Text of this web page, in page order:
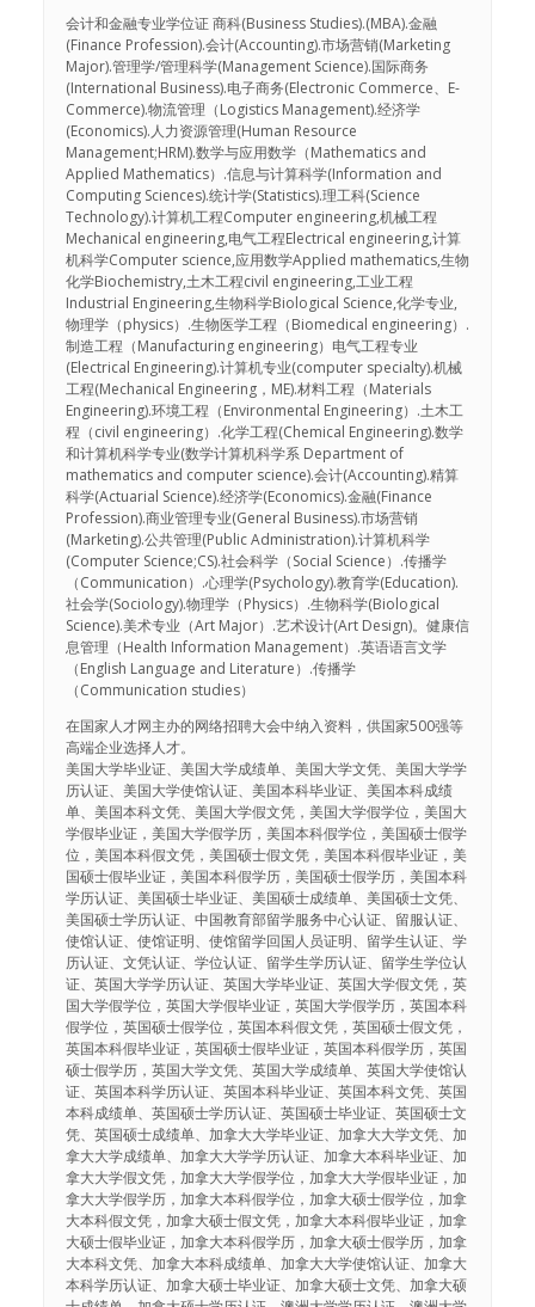
会计和金融专业学位证 商科(Business Studies).(MBA).金融
(Finance Profession).会计(Accounting).市场营销(Marketing
Major).管理学/管理科学(Management Science).国际商务
(International Business).电子商务(Electronic Commerce、E-
Commerce).物流管理（Logistics Management).经济学
(Economics).人力资源管理(Human Resource
Management;HRM).数学与应用数学（Mathematics and
Applied Mathematics）.信息与计算科学(Information and
Computing Sciences).统计学(Statistics).理工科(Science
Technology).计算机工程Computer engineering,机械工程
Mechanical engineering,电气工程Electrical engineering,计算
机科学Computer science,应用数学Applied mathematics,生物
化学Biochemistry,土木工程civil engineering,工业工程
Industrial Engineering,生物科学Biological Science,化学专业,
物理学（physics）.生物医学工程（Biomedical engineering）.
制造工程（Manufacturing engineering）电气工程专业
(Electrical Engineering).计算机专业(computer specialty).机械
工程(Mechanical Engineering，ME).材料工程（Materials
Engineering).环境工程（Environmental Engineering）.土木工
程（civil engineering）.化学工程(Chemical Engineering).数学
和计算机科学专业(数学计算机科学系 Department of
mathematics and computer science).会计(Accounting).精算
科学(Actuarial Science).经济学(Economics).金融(Finance
Profession).商业管理专业(General Business).市场营销
(Marketing).公共管理(Public Administration).计算机科学
(Computer Science;CS).社会科学（Social Science）.传播学
（Communication）.心理学(Psychology).教育学(Education).
社会学(Sociology).物理学（Physics）.生物科学(Biological
Science).美术专业（Art Major）.艺术设计(Art Design)。健康信
息管理（Health Information Management）.英语语言文学
（English Language and Literature）.传播学
（Communication studies）
在国家人才网主办的网络招聘大会中纳入资料，供国家500强等
高端企业选择人才。
美国大学毕业证、美国大学成绩单、美国大学文凭、美国大学学
历认证、美国大学使馆认证、美国本科毕业证、美国本科成绩
单、美国本科文凭、美国大学假文凭，美国大学假学位，美国大
学假毕业证，美国大学假学历，美国本科假学位，美国硕士假学
位，美国本科假文凭，美国硕士假文凭，美国本科假毕业证，美
国硕士假毕业证，美国本科假学历，美国硕士假学历，美国本科
学历认证、美国硕士毕业证、美国硕士成绩单、美国硕士文凭、
美国硕士学历认证、中国教育部留学服务中心认证、留服认证、
使馆认证、使馆证明、使馆留学回国人员证明、留学生认证、学
历认证、文凭认证、学位认证、留学生学历认证、留学生学位认
证、英国大学学历认证、英国大学毕业证、英国大学假文凭，英
国大学假学位，英国大学假毕业证，英国大学假学历，英国本科
假学位，英国硕士假学位，英国本科假文凭，英国硕士假文凭，
英国本科假毕业证，英国硕士假毕业证，英国本科假学历，英国
硕士假学历，英国大学文凭、英国大学成绩单、英国大学使馆认
证、英国本科学历认证、英国本科毕业证、英国本科文凭、英国
本科成绩单、英国硕士学历认证、英国硕士毕业证、英国硕士文
凭、英国硕士成绩单、加拿大大学毕业证、加拿大大学文凭、加
拿大大学成绩单、加拿大大学学历认证、加拿大本科毕业证、加
拿大大学假文凭，加拿大大学假学位，加拿大大学假毕业证，加
拿大大学假学历，加拿大本科假学位，加拿大硕士假学位，加拿
大本科假文凭，加拿大硕士假文凭，加拿大本科假毕业证，加拿
大硕士假毕业证，加拿大本科假学历，加拿大硕士假学历，加拿
大本科文凭、加拿大本科成绩单、加拿大大学使馆认证、加拿大
本科学历认证、加拿大硕士毕业证、加拿大硕士文凭、加拿大硕